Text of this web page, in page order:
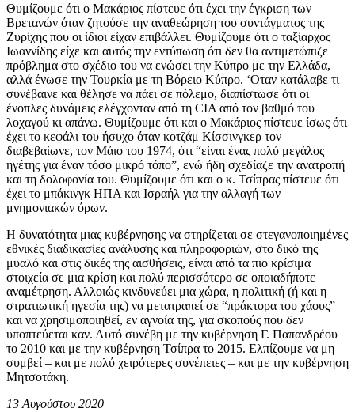
Θυμίζουμε ότι ο Μακάριος πίστευε ότι έχει την έγκριση των
Βρετανών όταν ζητούσε την αναθεώρηση του συντάγματος της
Ζυρίχης που οι ίδιοι είχαν επιβάλλει. Θυμίζουμε ότι ο ταξίαρχος
Ιωαννίδης είχε και αυτός την εντύπωση ότι δεν θα αντιμετώπιζε
πρόβλημα στο σχέδιο του να ενώσει την Κύπρο με την Ελλάδα,
αλλά ένωσε την Τουρκία με τη Βόρειο Κύπρο. ‘Οταν κατάλαβε τι
συνέβαινε και θέλησε να πάει σε πόλεμο, διαπίστωσε ότι οι
ένοπλες δυνάμεις ελέγχονταν από τη CIA από τον βαθμό του
λοχαγού κι απάνω. Θυμίζουμε ότι και ο Μακάριος πίστευε ίσως ότι
έχει το κεφάλι του ήσυχο όταν κοτζάμ Κίσσινγκερ τον
διαβεβαίωνε, τον Μάιο του 1974, ότι “είναι ένας πολύ μεγάλος
ηγέτης για έναν τόσο μικρό τόπο”, ενώ ήδη σχεδίαζε την ανατροπή
και τη δολοφονία του. Θυμίζουμε ότι και ο κ. Τσίπρας πίστευε ότι
έχει το μπάκινγκ ΗΠΑ και Ισραήλ για την αλλαγή των
μνημονιακών όρων.
Η δυνατότητα μιας κυβέρνησης να στηρίζεται σε στεγανοποιημένες
εθνικές διαδικασίες ανάλυσης και πληροφοριών, στο δικό της
μυαλό και στις δικές της αισθήσεις, είναι από τα πιο κρίσιμα
στοιχεία σε μια κρίση και πολύ περισσότερο σε οποιαδήποτε
αναμέτρηση. Αλλοιώς κινδυνεύει μια χώρα, η πολιτική (ή και η
στρατιωτική ηγεσία της) να μετατραπεί σε “πράκτορα του χάους”
και να χρησιμοποιηθεί, εν αγνοία της, για σκοπούς που δεν
υποπτεύεται καν. Αυτό συνέβη με την κυβέρνηση Γ. Παπανδρέου
το 2010 και με την κυβέρνηση Τσίπρα το 2015. Ελπίζουμε να μη
συμβεί – και με πολύ χειρότερες συνέπειες – και με την κυβέρνηση
Μητσοτάκη.
13 Αυγούστου 2020